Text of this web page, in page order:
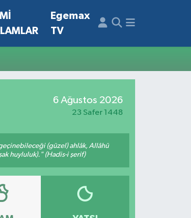
Egemax
TV
6 Ağustos 2026
23 Safer 1448
geçinebileceği (güzel) ahlâk, Allâhü
huyluluk)." (Hadis-i şerif)